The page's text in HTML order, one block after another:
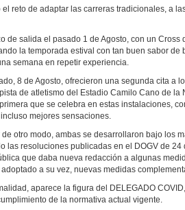
el reto de adaptar las carreras tradicionales, a
de salida el pasado 1 de Agosto, con un Cross
la temporada estival con tan buen sabor de
semana en repetir experiencia.
8 de Agosto, ofrecieron una segunda cita a
de atletismo del Estadio Camilo Cano de
que se celebra en estas instalaciones,
mejores sensaciones.
otro modo, ambas se desarrollaron bajo los
las resoluciones publicadas en el DOGV de
que daba nueva redacción a algunas
a su vez, nuevas medidas
aparece la figura del DELEGADO
de la normativa actual vigente.